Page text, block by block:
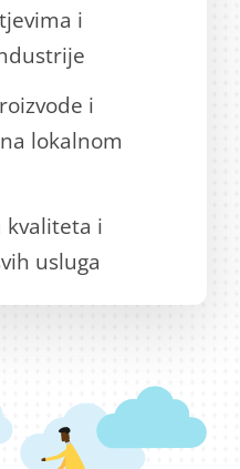
i
i
lokalnom
kvaliteta i
usluga